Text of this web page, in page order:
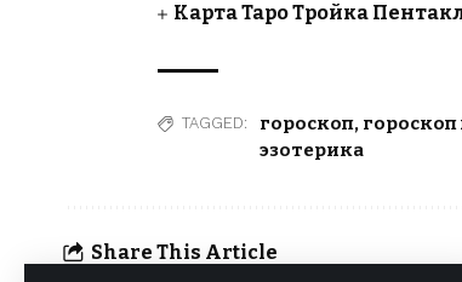
Карта Таро Тройка
TAGGED: гороскоп, гороскоп
эзотерика
Share This Article